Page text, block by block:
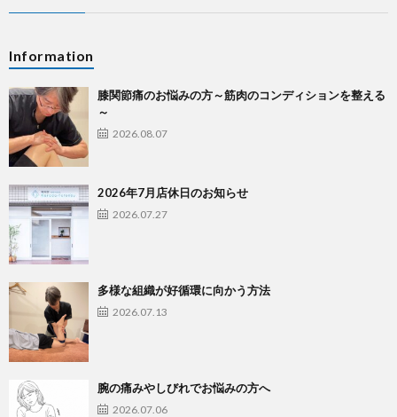
Information
膝関節痛のお悩みの方～筋肉のコンディションを整える
～
2026.08.07
2026年7月店休日のお知らせ
2026.07.27
多様な組織が好循環に向かう方法
2026.07.13
腕の痛みやしびれでお悩みの方へ
2026.07.06